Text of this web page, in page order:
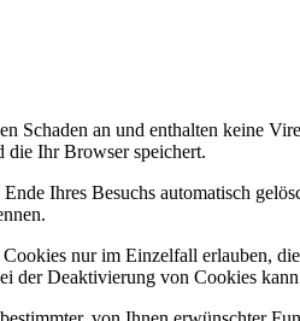
Schaden an und enthalten keine
die Ihr Browser speichert.
Ihres Besuchs automatisch
nur im Einzelfall erlauben,
der Deaktivierung von Cookies